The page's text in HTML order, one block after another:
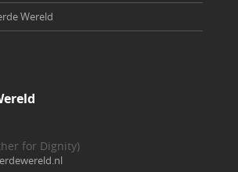
Wereld
for Dignity)